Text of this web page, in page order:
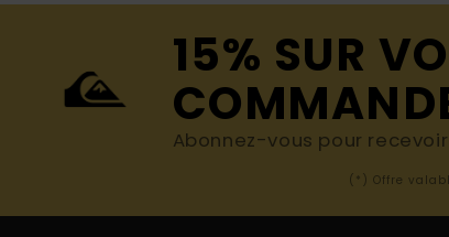
15% SUR
Abonnez-vous pour
(*) Offre